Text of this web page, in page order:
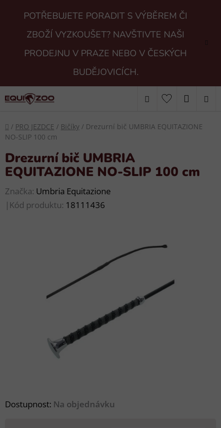
POTŘEBUJETE PORADIT S VÝBĚREM ČI
ZBOŽÍ VYZKOUŠET? NAVŠTIVTE NAŠI
PRODEJNU V PRAZE NEBO V ČESKÝCH
BUDĚJOVICÍCH.
Hledat
KOŠÍK
Domů
/ PRO JEZDCE / Bičíky / Drezurní bič UMBRIA EQUITAZIONE
NO-SLIP 100 cm
Dostupnost: Na objednávku
Drezurní bič UMBRIA
EQUITAZIONE NO-SLIP 100 cm
Značka: Umbria Equitazione
| Kód produktu: 18111436